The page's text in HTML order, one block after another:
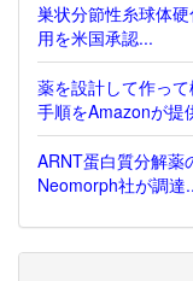
巣状分節性糸球体
用を米国承認...
薬を設計して作っ
手順をAmazonが提
ARNT蛋白質分解薬
Neomorph社が調達